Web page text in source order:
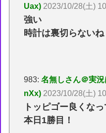
Uax) 2023/10/28(土)
強い
時計は裏切らないね
983:名無しさん＠実
nXx) 2023/10/28(土)
トッピゴー良くなっ
本日1勝目！